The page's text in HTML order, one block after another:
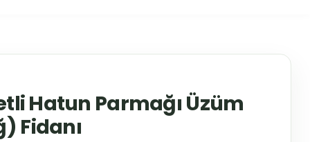
Hatun Parmağı Üzüm
Fidanı